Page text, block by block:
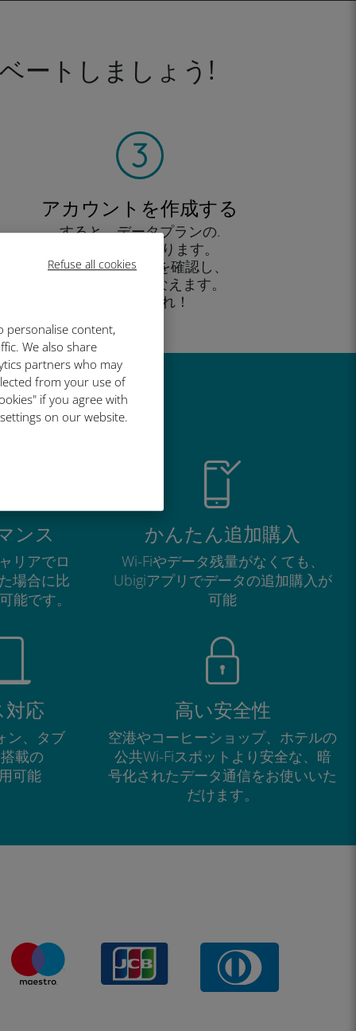
Refuse all cookies
personalise content,
We also share
partners who may
from your use of
if you agree with
on our website.
ートしましょう!
アカウントを作成する
すると、データプランの.
使用が可能となります。
外出先 から残高を確認し、
追加購入がおこなえます。
お楽しみあれ！
由
ンス
リアでロ
場合に比
能です。
かんたん追加購入
Wi-Fiやデータ残量がなくても、
Ubigiアプリでデータの追加購入が
可能
応
ン、タブ
載の
可能
高い安全性
空港やコーヒーショップ、ホテルの
公共Wi-Fiスポットより安全な、暗
号化されたデータ通信をお使いいた
だけます。